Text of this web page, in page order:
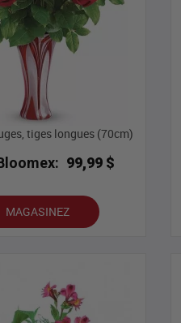
tiges longues (70cm)
99,99 $
MAGASINEZ